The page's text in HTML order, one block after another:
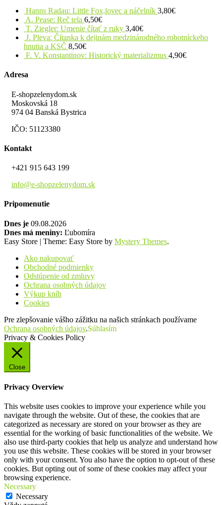
Hanns Radau: Little Fox,lovec a náčelník 3,80€
A. Pease: Reč tela 6,50€
T. Ziegler: Umenie čítať z ruky 3,40€
J. Pleva: Čítanka k dejinám medzinárodného robotníckeho
hnutia a KSČ 8,50€
F. V. Konstantinov: Historický materializmus 4,90€
Adresa
E-shopzelenydom.sk
Moskovská 18
974 04 Banská Bystrica
IČO: 51123380
Kontakt
+421 915 643 199
info@e-shopzelenydom.sk
Pripomenutie
Dnes je 09.08.2026
Dnes má meniny: Ľubomíra
Easy Store | Theme: Easy Store by Mystery Themes.
Ako nakupovať
Obchodné podmienky
Odstúpenie od zmluvy
Ochrana osobných údajov
Výkup kníh
Cookies
Pre zlepšovanie vášho zážitku na našich stránkach používame
Ochrana osobných údajov.Súhlasím
Privacy & Cookies Policy
Close
Privacy Overview
This website uses cookies to improve your experience while you
navigate through the website. Out of these, the cookies that are
categorized as necessary are stored on your browser as they are
essential for the working of basic functionalities of the website. We
also use third-party cookies that help us analyze and understand how
you use this website. These cookies will be stored in your browser
only with your consent. You also have the option to opt-out of these
cookies. But opting out of some of these cookies may affect your
browsing experience.
Necessary
Necessary